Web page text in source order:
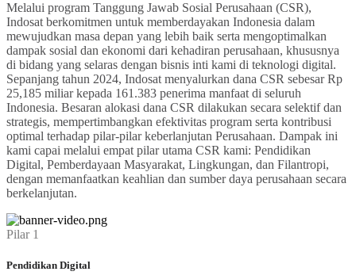
Melalui program Tanggung Jawab Sosial Perusahaan (CSR),
Indosat berkomitmen untuk memberdayakan Indonesia dalam
mewujudkan masa depan yang lebih baik serta mengoptimalkan
dampak sosial dan ekonomi dari kehadiran perusahaan, khususnya
di bidang yang selaras dengan bisnis inti kami di teknologi digital.
Sepanjang tahun 2024, Indosat menyalurkan dana CSR sebesar Rp
25,185 miliar kepada 161.383 penerima manfaat di seluruh
Indonesia. Besaran alokasi dana CSR dilakukan secara selektif dan
strategis, mempertimbangkan efektivitas program serta kontribusi
optimal terhadap pilar-pilar keberlanjutan Perusahaan. Dampak ini
kami capai melalui empat pilar utama CSR kami: Pendidikan
Digital, Pemberdayaan Masyarakat, Lingkungan, dan Filantropi,
dengan memanfaatkan keahlian dan sumber daya perusahaan secara
berkelanjutan.
Pilar 1
Pendidikan Digital